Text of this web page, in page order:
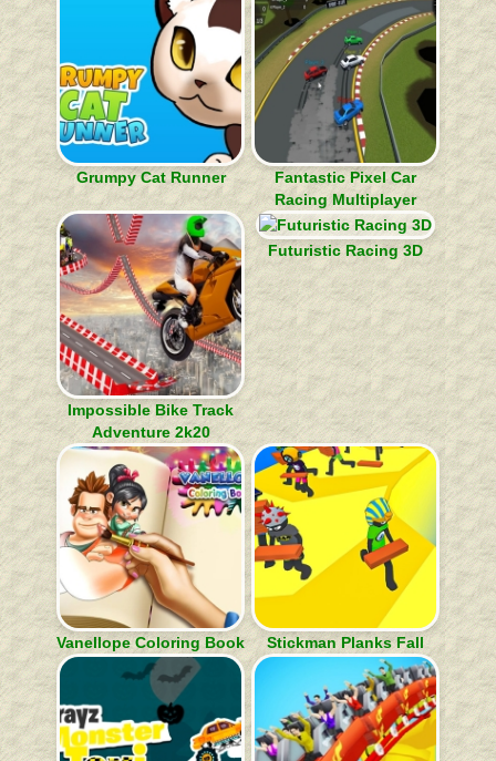
Grumpy Cat Runner
Fantastic Pixel Car
Racing Multiplayer
Impossible Bike Track
Adventure 2k20
Futuristic Racing 3D
Vanellope Coloring Book Stickman Planks Fall